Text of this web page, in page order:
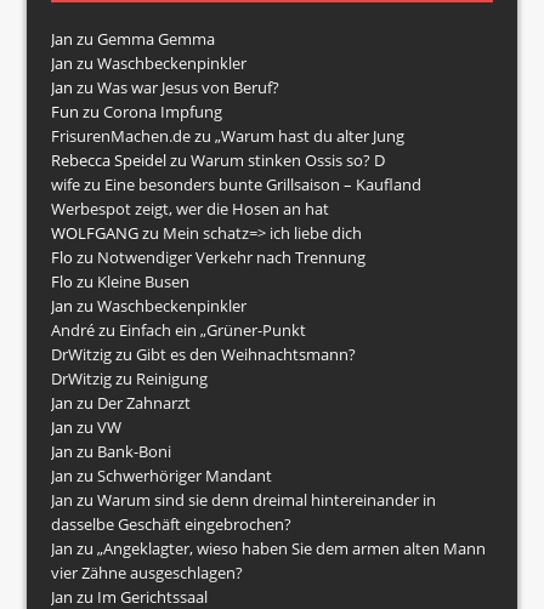
Jan zuGemma Gemma
Jan zuWaschbeckenpinkler
Jan zuWas war Jesus von Beruf?
Fun zuCorona Impfung
FrisurenMachen.dezu„Warum hast du alter Jung
Rebecca SpeidelzuWarum stinken Ossis so? D
wifezu Eine besonders bunte Grillsaison – Kaufland
Werbespot zeigt, wer die Hosen an hat
WOLFGANGzu Mein schatz=> ich liebe dich
Flo zu Notwendiger Verkehr nach Trennung
Flo zu Kleine Busen
Jan zuWaschbeckenpinkler
Andrézu Einfach ein „Grüner-Punkt
DrWitzigzuGibt es den Weihnachtsmann?
DrWitzigzu Reinigung
Jan zu Der Zahnarzt
Jan zuVW
Jan zu Bank-Boni
Jan zuSchwerhöriger Mandant
Jan zuWarum sind sie denn dreimal hintereinander in
dasselbe Geschäft eingebrochen?
Jan zu„Angeklagter, wieso haben Sie dem armen alten Mann
vier Zähne ausgeschlagen?
Jan zu Im Gerichtssaal